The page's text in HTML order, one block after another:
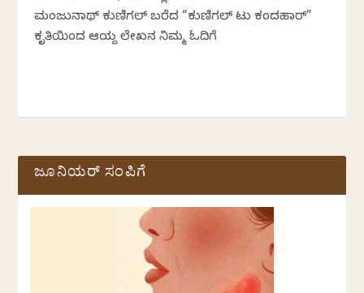
ಮಂಜುನಾಥ್‌ ಕುಣಿಗಲ್‌ ಬರೆದ “ಕುಣಿಗಲ್‌ ಟು ಕಂದಹಾರ್”
ಕೃತಿಯಿಂದ ಆಯ್ದ ಲೇಖನ ನಿಮ್ಮ ಓದಿಗೆ
ಜೂನಿಯರ್ ಸಂಪಿಗೆ